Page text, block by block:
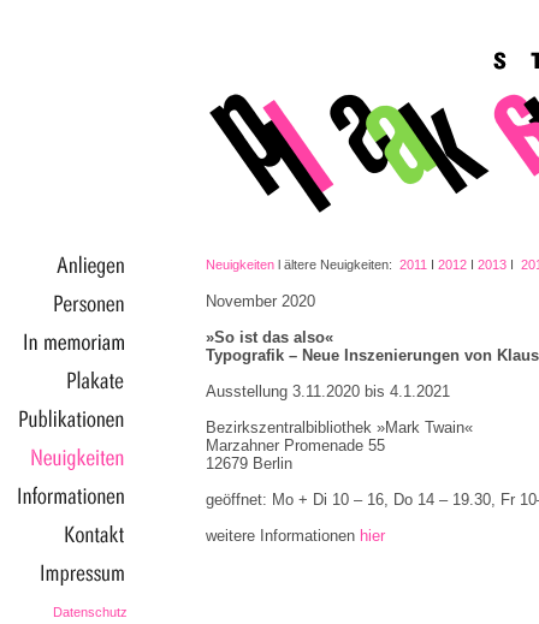
Datenschutz
Neuigkeiten l ältere Neuigkeiten: 2011 Ι 2012 Ι 2013 Ι
November 2020
»So ist das also«
Typografik – Neue Inszenierungen von
Ausstellung 3.11.2020 bis 4.1.2021
Bezirkszentralbibliothek »Mark Twain«
Marzahner Promenade 55
12679 Berlin
geöffnet: Mo + Di 10 – 16, Do 14 – 19.30, Fr
weitere Informationen hier